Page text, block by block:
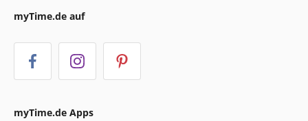
myTime.de auf
myTime.de Apps